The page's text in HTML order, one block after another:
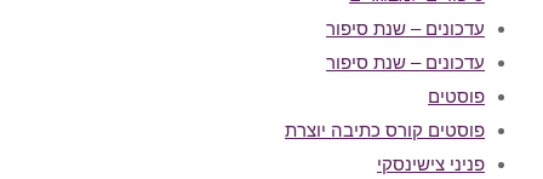
עדכונים – שנת סיפור
עדכונים – שנת סיפור
פוסטים
פוסטים קורס כתיבה יוצרת
פניני צישינסקי